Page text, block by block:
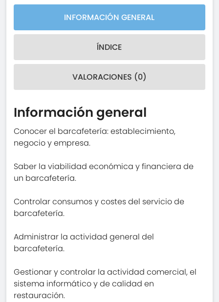
INFORMACIÓN GENERAL
ÍNDICE
VALORACIONES (0)
Información general
Conocer el barcafetería: establecimiento,
negocio y empresa.
Saber la viabilidad económica y financiera de
un barcafetería.
Controlar consumos y costes del servicio de
barcafetería.
Administrar la actividad general del
barcafetería.
Gestionar y controlar la actividad comercial, el
sistema informático y de calidad en
restauración.